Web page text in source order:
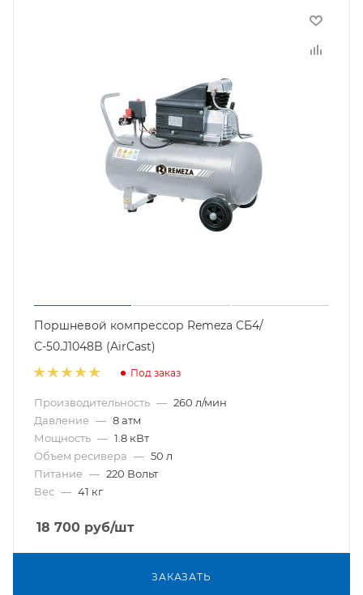
Поршневой компрессор Remeza СБ4/
С-50.J1048B (AirCast)
Под заказ
Производительность — 260 л/мин
Давление — 8 атм
Мощность — 1.8 кВт
Объем ресивера — 50 л
Питание — 220 Вольт
Вес — 41 кг
18 700 руб/шт
ЗАКАЗАТЬ